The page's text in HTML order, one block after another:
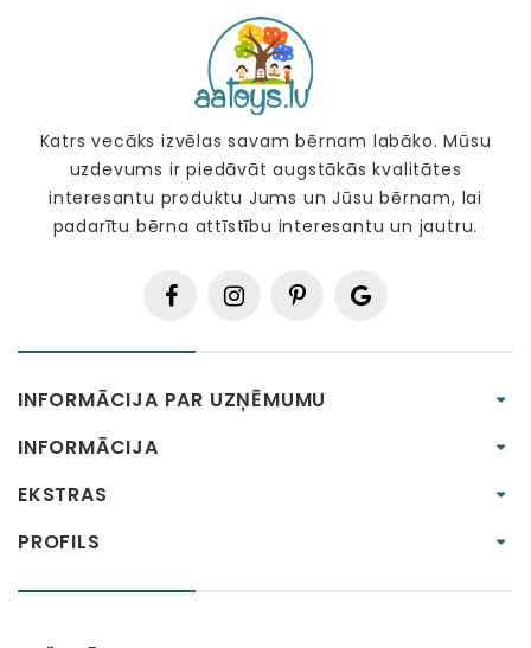
Katrs vecāks izvēlas savam bērnam labāko. Mūsu
uzdevums ir piedāvāt augstākās kvalitātes
interesantu produktu Jums un Jūsu bērnam, lai
padarītu bērna attīstību interesantu un jautru.
INFORMĀCIJA PAR UZŅĒMUMU
INFORMĀCIJA
EKSTRAS
PROFILS